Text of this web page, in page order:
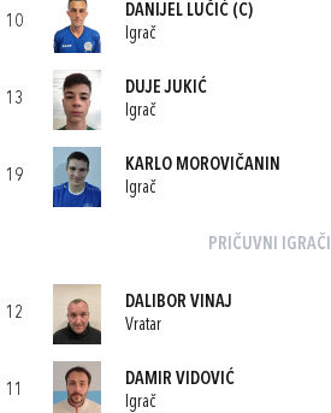
10
DANIJEL LUČIĆ (C)
Igrač
13
DUJE JUKIĆ
Igrač
19
KARLO MOROVIČANIN
Igrač
PRIČUVNI IGRAČI
12
DALIBOR VINAJ
Vratar
11
DAMIR VIDOVIĆ
Igrač